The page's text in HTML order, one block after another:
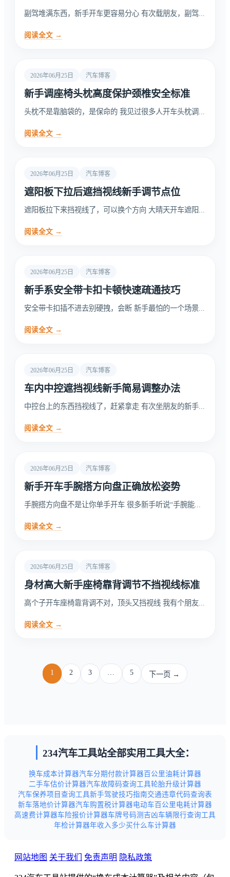
副驾堆满东西，新手开车更容易分心 有次载朋友，副驾...
阅读全文 →
2026年06月25日 汽车博客
新手调座椅头枕高度保护颈椎安全标准
头枕不是靠脑袋的，是保命的 我见过很多人开车头枕调...
阅读全文 →
2026年06月25日 汽车博客
遮阳板下拉后遮挡视线新手调节点位
遮阳板拉下来挡视线了，可以换个方向 大晴天开车遮阳...
阅读全文 →
2026年06月25日 汽车博客
新手系安全带卡扣卡顿快速疏通技巧
安全带卡扣插不进去别硬拽，会断 新手最怕的一个场景...
阅读全文 →
2026年06月25日 汽车博客
车内中控遮挡视线新手简易调整办法
中控台上的东西挡视线了，赶紧拿走 有次坐朋友的新手...
阅读全文 →
2026年06月25日 汽车博客
新手开车手腕搭方向盘正确放松姿势
手腕搭方向盘不是让你单手开车 很多新手听说“手腕能...
阅读全文 →
2026年06月25日 汽车博客
身材高大新手座椅靠背调节不挡视线标准
高个子开车座椅靠背调不对，顶头又挡视线 我有个朋友...
阅读全文 →
1 2 3 5 下一页 →
234汽车工具站全部实用工具大全：
换车成本计算器汽车分期付款计算器 百公里油耗计算器
二手车估价计算器汽车故障码查询工具轮胎升级计算器
汽车保养项目查询工具新手驾驶技巧指南交通违章代码查询表
新车落地价计算器汽车购置税计算器电动车百公里电耗计算器
高速费计算器车险报价计算器车牌号码测吉凶车辆限行查询工具
年检计算器年收入多少买什么车计算器
网站地图 关于我们 免责声明 隐私政策